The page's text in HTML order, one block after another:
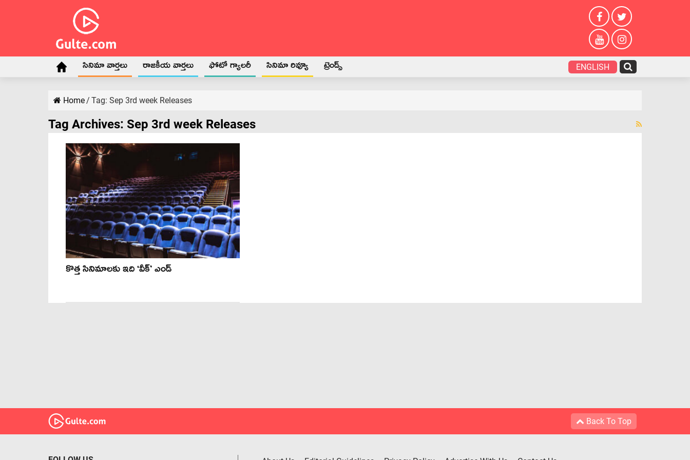
సినిమా వార్తలు రాజకీయ వార్తలు ఫోటో గ్యాలరీ సినిమా రివ్యూ ట్రెండ్స్ ENGLISH
Home/ Tag: Sep 3rd week Releases
Tag Archives: Sep 3rd week Releases
కొత్త సినిమాల‌కు ఇది ‘వీక్’ ఎండ్
Back To Top